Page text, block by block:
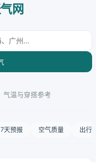
网
气温与穿搭参考
7天预报 空气质量 出行